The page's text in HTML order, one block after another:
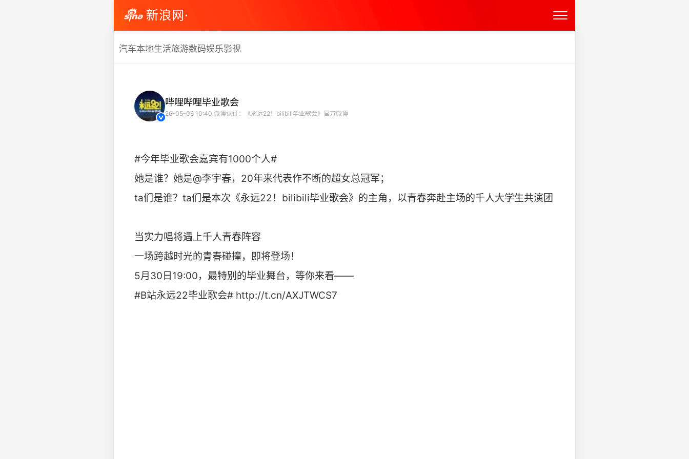
新浪网·
汽车本地生活旅游数码娱乐影视
哔哩哔哩毕业歌会
26-05-06 10:40 微博认证：《永远22！bilibili毕业歌会》官方微博
#今年毕业歌会嘉宾有1000个人#
她是谁？她是@李宇春，20年来代表作不断的超女总冠军；
ta们是谁？ta们是本次《永远22！bilibili毕业歌会》的主角，以青春奔赴主场的千人大学生共演团
当实力唱将遇上千人青春阵容
一场跨越时光的青春碰撞，即将登场！
5月30日19:00，最特别的毕业舞台，等你来看——
#B站永远22毕业歌会# http://t.cn/AXJTWCS7